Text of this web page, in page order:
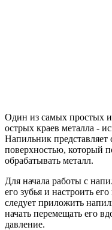
Один из самых простых
острых краев металла -
Напильник представляет
поверхностью, который
обрабатывать металл.
Для начала работы с
его зубья и настроить
следует приложить
начать перемещать его
давление.